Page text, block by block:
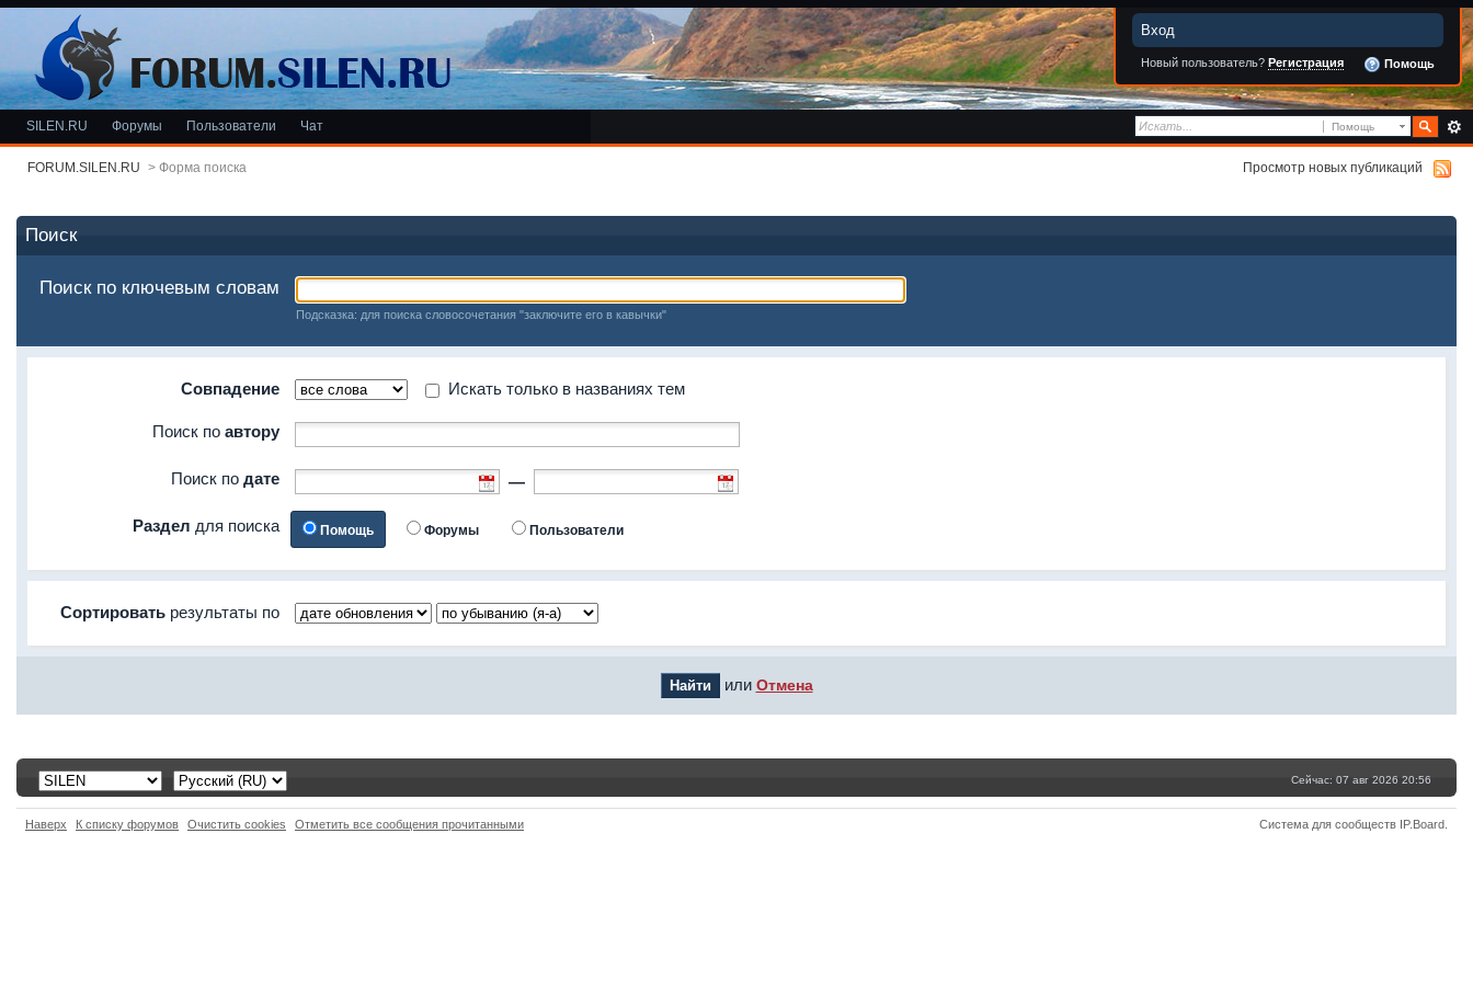
Вход
Новый пользователь? Регистрация Помощь
Помощь
SILEN.RU Форумы Пользователи Чат
FORUM.SILEN.RU > Форма поиска Просмотр новых публикаций
Поиск
Поиск по ключевым словам
Подсказка: для поиска словосочетания "заключите его в кавычки"
Совпадение Искать только в названиях тем
Поиск по автору
Поиск по дате —
Раздел для поиска Помощь Форумы Пользователи
Сортировать результаты по
или Отмена
Сейчас: 07 авг 2026 20:56
Наверх К списку форумов Очистить cookies Отметить все сообщения прочитанными Система для сообществ IP.Board